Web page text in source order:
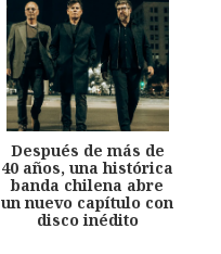
Después de más de
40 años, una histórica
banda chilena abre
un nuevo capítulo con
disco inédito